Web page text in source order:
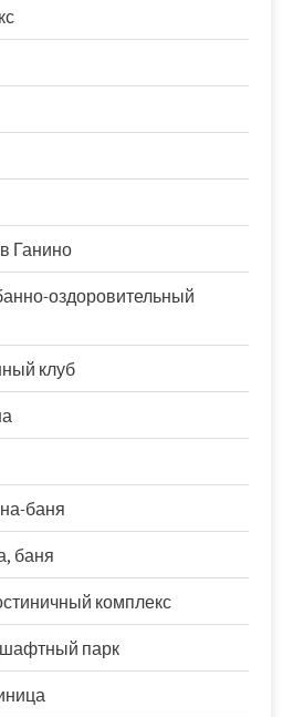
Ганино
оздоровительный
клуб
баня
баня
комплекс
парк